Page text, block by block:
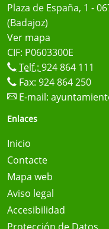
Plaza de España, 1 -
(Badajoz)
Ver mapa
CIF: P0603300E
Telf.: 924 864 111
Fax: 924 864 250
E-mail:
Enlaces
Inicio
Contacte
Mapa web
Aviso legal
Accesibilidad